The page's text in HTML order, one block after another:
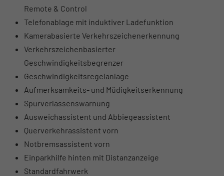
Remote & Control
Telefonablage mit induktiver Ladefunktion
Kamerabasierte Verkehrszeichenerkennung
Verkehrszeichenbasierter
Geschwindigkeitsbegrenzer
Geschwindigkeitsregelanlage
Aufmerksamkeits- und Müdigkeitserkennung
Spurverlassenswarnung
Ausweichassistent und Abbiegeassistent
Querverkehrassistent vorn
Notbremsassistent vorn
Einparkhilfe hinten mit Distanzanzeige
Standardfahrwerk